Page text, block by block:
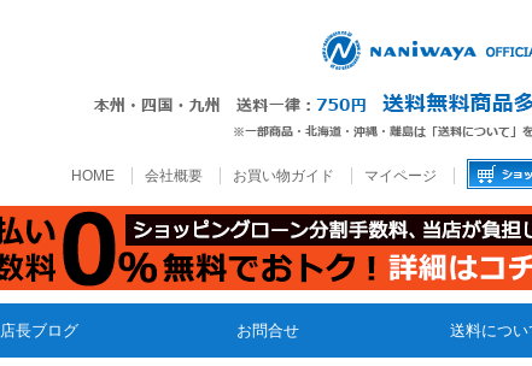
HOME 会社概要 お買い物ガイド マイページ
店長ブログ お問合せ 送料につい